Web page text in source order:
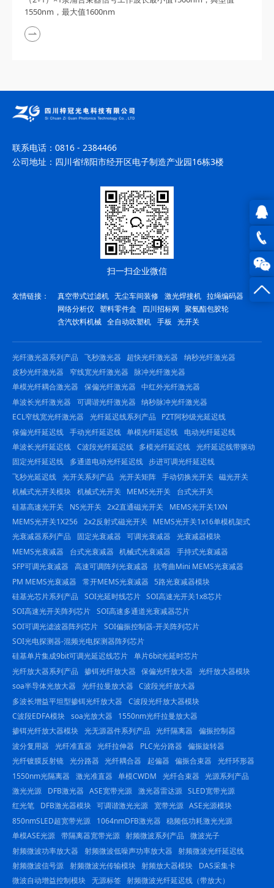
1550nm，最大值1600nm
QQ在
线咨
询
0816
联系电话： 0816 - 2384466
公司地址： 四川省绵阳市经开区电子制造产业园16栋3楼
扫一扫企业微信
友情链接： 真空带式过滤机 无尘车间装修 激光焊接机 拉绳编码器
网络分析仪 塑料零件盒 四川招标网
聚氨酯包胶轮
含汽饮料机械 全自动吹塑机 手板 光开关
光纤激光器系列产品 飞秒激光器 超快光纤激光器
纳秒光纤激光器
皮秒光纤激光器
窄线宽光纤激光器
脉冲光纤激光器
单模光纤耦合激光器
保偏光纤激光器 中红外光纤激光器
单波长光纤激光器
可调谐光纤激光器 纳秒脉冲光纤激光器
ECL窄线宽光纤激光器
光纤延迟线系列产品
PZT阿秒级光延迟线
保偏光纤延迟线 手动光纤延迟线 单模光纤延迟线
电动光纤延迟线
单波长光纤延迟线 C波段光纤延迟线 多模光纤延迟线 光纤延迟线带驱动
固定光纤延迟线
多通道电动光纤延迟线 步进可调光纤延迟线
飞秒光延迟线 光开关系列产品 光开关矩阵 手动切换光开关 磁光开关
机械式光开关模块 机械式光开关 MEMS光开关
台式光开关
硅基高速光开关
NS光开关 2x2直通磁光开关
MEMS光开关1XN
MEMS光开关1X256 2x2反射式磁光开关
MEMS光开关1x16单模机架式
光衰减器系列产品
固定光衰减器 可调光衰减器
光衰减器模块
MEMS光衰减器
台式光衰减器 机械式光衰减器
手持式光衰减器
SFP可调光衰减器
高速可调阵列光衰减器 抗弯曲Mini MEMS光衰减器
PM MEMS光衰减器
常开MEMS光衰减器 5路光衰减器模块
硅基光芯片系列产品
SOI光延时线芯片 SOI高速光开关1x8芯片
SOI高速光开关阵列芯片 SOI高速多通道光衰减器芯片
SOI可调光滤波器阵列芯片 SOI偏振控制器-开关阵列芯片
SOI光电探测器-混频光电探测器阵列芯片
硅基单片集成9bit可调光延迟线芯片 单片6bit光延时芯片
光纤放大器系列产品
掺铒光纤放大器 保偏光纤放大器
光纤放大器模块
soa半导体光放大器
光纤拉曼放大器 C波段光纤放大器
多波长增益平坦型掺铒光纤放大器
C波段光纤放大器模块
C波段EDFA模块 soa光放大器
1550nm光纤拉曼放大器
掺铒光纤放大器模块 光无源器件系列产品 光纤隔离器
偏振控制器
波分复用器
光纤准直器 光纤拉伸器 PLC光分路器
偏振旋转器
光纤镀膜反射镜 光分路器 光纤耦合器 起偏器 偏振合束器
光纤环形器
1550nm光隔离器
激光准直器 单模CWDM 光纤合束器
光源系列产品
激光光源
DFB激光器 ASE宽带光源 激光器雷达源 SLED宽带光源
红光笔
DFB激光器模块 可调谐激光光源 宽带光源 ASE光源模块
850nmSLED超宽带光源
1064nmDFB激光器 稳频低功耗激光光源
单模ASE光源 带隔离器宽带光源 射频微波系列产品
微波光子
射频微波功率放大器
射频微波低噪声功率放大器 射频微波光纤延迟线
射频微波信号源 射频微波光传输模块 射频放大器模块
DAS采集卡
微波自动增益控制模块 无源标签 射频微波光纤延迟线（带放大）